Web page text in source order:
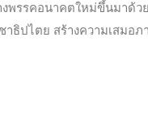
พรรคอนาคตใหม่ขึ้นมาด้ว
ธิปไตย สร้างความเสมอภ